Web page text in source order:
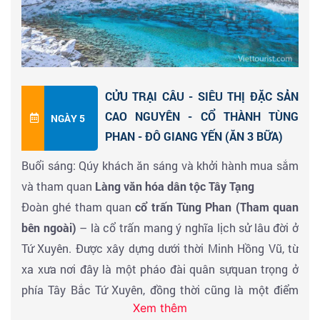
Lang...
Hồ Trường Hảicó hình lưỡi liềm, là hồ lớn nhất và sâu
nhất khu thắng cảnh này. Phía xa xa là dãy núi tuyết
vĩnh cửu lấp ló sau những rặng cây vẫn uy nghiêm
hùng vĩ qua bao năm tháng.
Hồ Kính Hải rộng mênh mông với màu xanh sẫm kỳ lạ,
màu nước trong vắt soi bóng vạn vật xuống đáy hồ.
Nước các hồ ở Cửu Trại Câu có màu xanh rất đặc biệt
và tùy mỗi góc độ cho ra một sắc xanh khác nhau.
Màu sắc này được tạo nên bởi sự hình thành từ những
khoáng chất đặc biệt, nên dù thời tiết thay đổi như thế
nào, màu sắc ấy vẫn không thay đổi.
Hồ Ngũ Sắcnổi tiếng nhất khu danh thắng với truyền
thuyết nữ thần Semo người Tạng đã dừng chân nơi
đây để rửa mặt và mỹ phẩm của nàng còn lưu mãi
NGÀY 5
CỬU TRẠI CÂU - SIÊU THỊ ĐẶC SẢN
CAO NGUYÊN - CỔ THÀNH TÙNG
PHAN - ĐÔ GIANG YẾN (ĂN 3 BỮA)
Buổi sáng: Qúy khách ăn sáng và khởi hành mua sắm
và tham quan Làng văn hóa dân tộc Tây Tạng
Đoàn ghé tham quancổ trấn Tùng Phan (Tham quan
bên ngoài) – là cổ trấn mang ý nghĩa lịch sử lâu đời ở
Tứ Xuyên. Được xây dựng dưới thời Minh Hồng Vũ, từ
xa xưa nơi đây là một pháo đài quân sựquan trọng ở
phía Tây Bắc Tứ Xuyên, đồng thời cũng là một điểm
quan trọng trên tuyến đường “Trà Mã Cổ Đạo” kết nối
Xem thêm